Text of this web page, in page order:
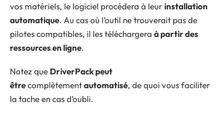
vos matériels, le logiciel procédera à leurinstallation
automatique. Au cas où l’outil ne trouverait pas de
pilotes compatibles, il les téléchargera à partir des
ressources en ligne.
Notez que DriverPack peut
êtrecomplètementautomatisé, de quoi vous faciliter
la tache en cas d’oubli.